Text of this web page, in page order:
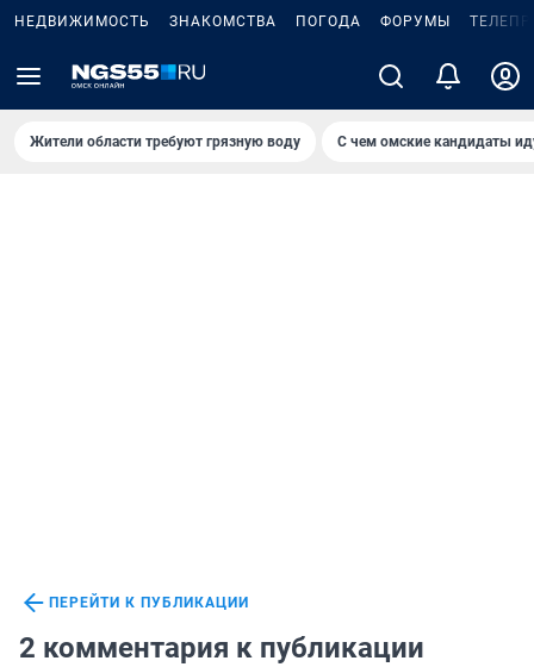
НЕДВИЖИМОСТЬ ЗНАКОМСТВА ПОГОДА ФОРУМЫ
Жители области требуют грязную воду С чем омские кандидаты
ПЕРЕЙТИ К ПУБЛИКАЦИИ
2 комментария к публикации